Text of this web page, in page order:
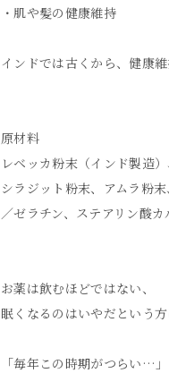
・肌や髪の健康維持
インドでは古くから、健康
原材料
レベッカ粉末（インド製造）
シラジット粉末、アムラ粉
／ゼラチン、ステアリン酸カ
お薬は飲むほどではない、
眠くなるのはいやだという
「毎年この時期がつらい…